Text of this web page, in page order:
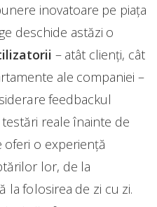
inovatoare pe piaţa
deschide astăzi o
– atât clienți, cât
ale companiei –
feedbackul
reale înainte de
oferi o experiență
lor, de la
la folosirea de zi cu zi.